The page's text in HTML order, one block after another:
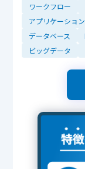
ワークフロー
アプリケーション
データベース
ビッグデータ